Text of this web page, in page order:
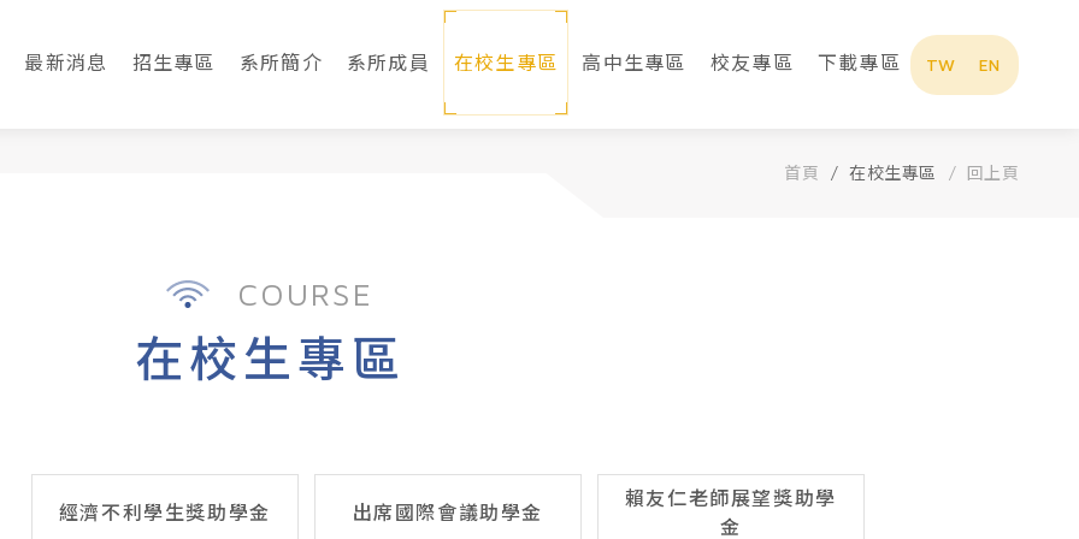
最新消息 招生專區 系所簡介 系所成員 在校生專區 高中生專區 校友專區 下載專區 TW EN
首頁 在校生專區 回上頁
COURSE
在校生專區
經濟不利學生獎助學金 出席國際會議助學金
賴友仁老師展望獎助學
金